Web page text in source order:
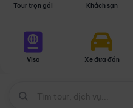
Tour trọn gói Khách sạn
Visa Xe đưa đón